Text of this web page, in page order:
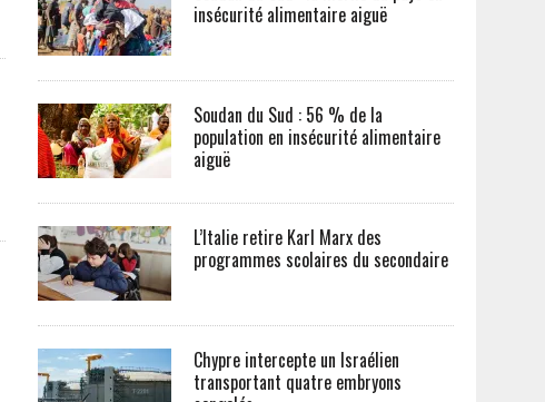
insécurité alimentaire aiguë
Soudan du Sud : 56 % de la
population en insécurité alimentaire
aiguë
L’Italie retire Karl Marx des
programmes scolaires du secondaire
Chypre intercepte un Israélien
transportant quatre embryons